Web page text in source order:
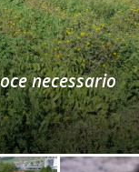
necessario